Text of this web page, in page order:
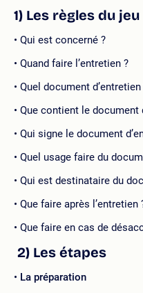
1) Les règles du jeu
Qui est concerné ?
Quand faire l’entretien ?
Quel document d’entretien
Que contient le document
Qui signe le document
Quel usage faire du
Qui est destinataire du
Que faire après l’entretien
Que faire en cas de
2) Les étapes
La préparation